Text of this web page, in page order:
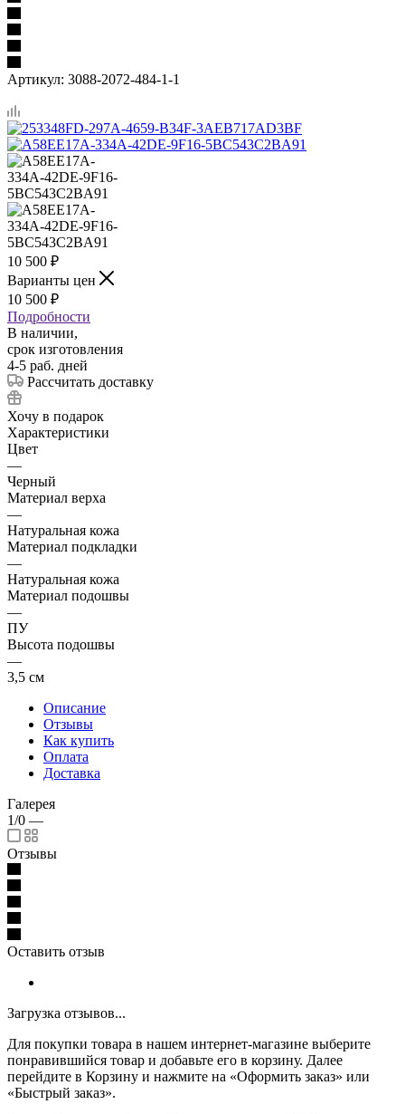
Артикул: 3088-2072-484-1-1
10 500 ₽
Варианты цен
10 500 ₽
Подробности
В наличии,
срок изготовления
4-5 раб. дней
Рассчитать доставку
Хочу в подарок
Характеристики
Цвет
—
Черный
Материал верха
—
Натуральная кожа
Материал подкладки
—
Натуральная кожа
Материал подошвы
—
ПУ
Высота подошвы
—
3,5 см
Описание
Отзывы
Как купить
Оплата
Доставка
Галерея
1/0 —
Отзывы
Оставить отзыв
Загрузка отзывов...
Для покупки товара в нашем интернет-магазине выберите
понравившийся товар и добавьте его в корзину. Далее
перейдите в Корзину и нажмите на «Оформить заказ» или
«Быстрый заказ».